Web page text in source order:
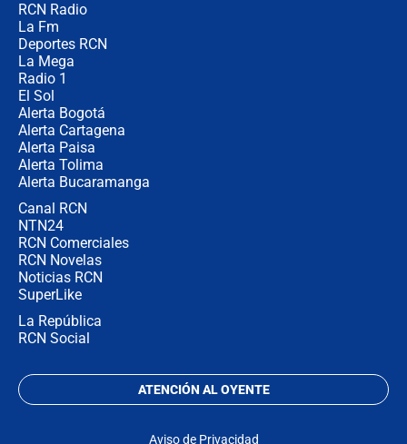
RCN Radio
La Fm
Deportes RCN
La Mega
Radio 1
El Sol
Alerta Bogotá
Alerta Cartagena
Alerta Paisa
Alerta Tolima
Alerta Bucaramanga
Canal RCN
NTN24
RCN Comerciales
RCN Novelas
Noticias RCN
SuperLike
La República
RCN Social
ATENCIÓN AL OYENTE
Aviso de Privacidad